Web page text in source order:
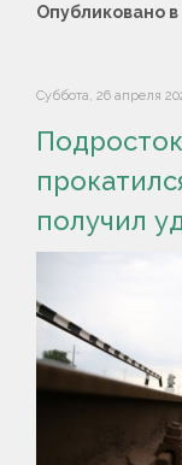
Опубликовано в
Суббота, 26 апреля
получил